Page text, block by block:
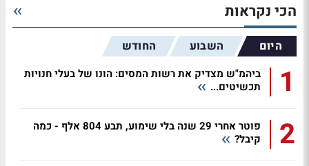
הכי נקראות
היום השבוע החודש
1
ביהמ"ש מצדיק את רשות המסים: הונו של בעלי חנויות
תכשיטים...
2
פוטר אחרי 29 שנה בלי שימוע, תבע 804 אלף - כמה
קיבל?